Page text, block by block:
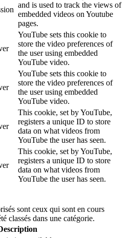
and is used to track the views of
embedded videos on Youtube
pages.
YouTube sets this cookie to
store the video preferences of
the user using embedded
YouTube video.
YouTube sets this cookie to
store the video preferences of
the user using embedded
YouTube video.
This cookie, set by YouTube,
registers a unique ID to store
data on what videos from
YouTube the user has seen.
This cookie, set by YouTube,
registers a unique ID to store
data on what videos from
YouTube the user has seen.
sont ceux qui sont en cours
classés dans une catégorie.